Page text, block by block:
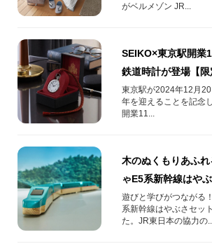
がベルメゾン JR...
SEIKO×東京駅開業
鉄道時計が登場【限
東京駅が2024年12月
年を迎えることを記念
開業11...
木のぬくもりあふ
ゃE5系新幹線はや
介
遊びと学びがつながる
系新幹線はやぶさセッ
た。JR東日本の協力の...